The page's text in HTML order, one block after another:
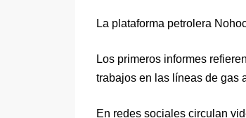
La plataforma petrolera
Los primeros informes
trabajos en las líneas de gas
En redes sociales circulan